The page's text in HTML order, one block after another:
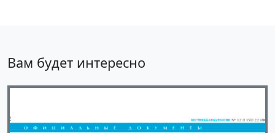
Вам будет интересно